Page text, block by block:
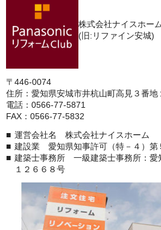
株式会社ナイスホーム
(旧:リファイン安城)
〒446-0074
住所：愛知県安城市井杭山町高見３番地
電話：0566-77-5871
FAX：0566-77-5832
運営会社名 株式会社ナイスホーム
建設業 愛知県知事許可（特－４）第
建築士事務所 一級建築士事務所：愛
１２６６８号